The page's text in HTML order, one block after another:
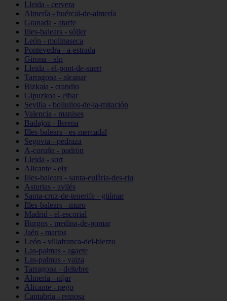
Lleida - cervera
Almería - huércal-de-almería
Granada - atarfe
Illes-balears - sóller
León - molinaseca
Pontevedra - a-estrada
Girona - alp
Lleida - el-pont-de-suert
Tarragona - alcanar
Bizkaia - erandio
Gipuzkoa - eibar
Sevilla - bollullos-de-la-mitación
Valencia - manises
Badajoz - llerena
Illes-balears - es-mercadal
Segovia - pedraza
A-coruña - padrón
Lleida - sort
Alicante - elx
Illes-balears - santa-eulària-des-riu
Asturias - avilés
Santa-cruz-de-tenerife - güímar
Illes-balears - muro
Madrid - el-escorial
Burgos - medina-de-pomar
Jaén - martos
León - villafranca-del-bierzo
Las-palmas - agaete
Las-palmas - yaiza
Tarragona - deltebre
Almería - níjar
Alicante - pego
Cantabria - reinosa